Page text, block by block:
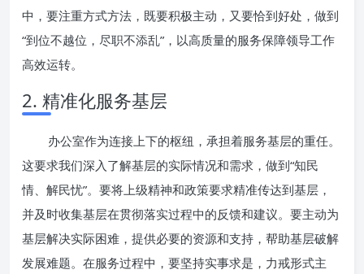
中，要注重方式方法，既要积极主动，又要恰到好处，做到
“到位不越位，尽职不添乱”，以高质量的服务保障领导工作
高效运转。
2. 精准化服务基层
办公室作为连接上下的枢纽，承担着服务基层的重任。
这要求我们深入了解基层的实际情况和需求，做到“知民
情、解民忧”。要将上级精神和政策要求精准传达到基层，
并及时收集基层在贯彻落实过程中的反馈和建议。要主动为
基层解决实际困难，提供必要的资源和支持，帮助基层破解
发展难题。在服务过程中，要坚持实事求是，力戒形式主